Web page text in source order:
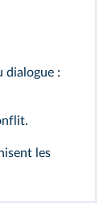
dialogue :
les